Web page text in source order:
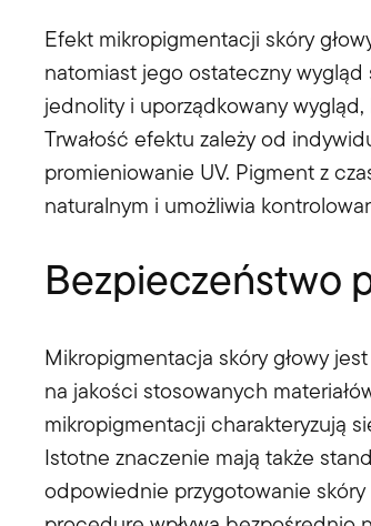
Efekt mikropigmentacji skóry
natomiast jego ostateczny wygląd
jednolity i uporządkowany
Trwałość efektu zależy od
promieniowanie UV. Pigment z
naturalnym i umożliwia
Bezpieczeństwo
Mikropigmentacja skóry głowy
na jakości stosowanych
mikropigmentacji charakteryzują
Istotne znaczenie mają także
odpowiednie przygotowanie